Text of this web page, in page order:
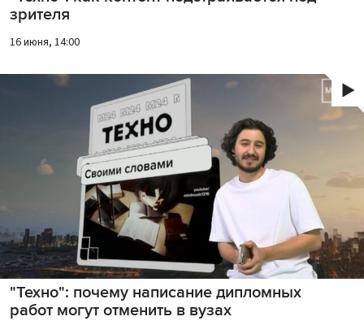
зрителя
16 июня, 14:00
"Техно": почему написание дипломных
работ могут отменить в вузах